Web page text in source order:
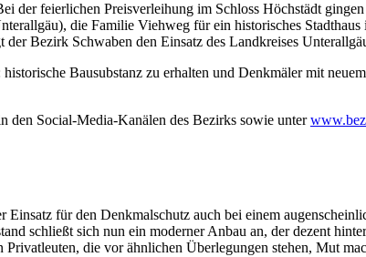
der feierlichen Preisverleihung im Schloss Höchstädt
die Familie Viehweg für ein historisches
Bezirk Schwaben den Einsatz des Landkreises
Bausubstanz zu erhalten und Denkmäler mit
den Social-Media-Kanälen des Bezirks sowie unter
Einsatz für den Denkmalschutz auch bei einem
schließt sich nun ein moderner Anbau an, der dezent
die vor ähnlichen Überlegungen stehen, Mut